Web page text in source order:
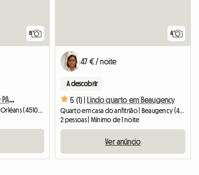
8
🏡 CASA PARA ALOJAMENTO PARTILHADO PREMIUM – 8 QUARTOS – 180 m²
Quarto em casa do anfitrião | Orléans (45100) | 11 M2
4
47 € / noite
A descobrir
5 (1) | Lindo quarto em Beaugency
Quarto em casa do anfitrião | Beaugency (45190)
2 pessoas | Mínimo de 1 noite
Ver anúncio